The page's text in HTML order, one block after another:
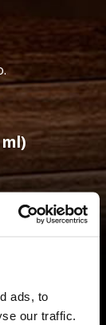
ads, to
our traffic.
0 g